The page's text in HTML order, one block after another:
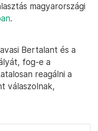
magyarországi
.
Bertalant és a
fog-e a
reagálni a
válaszolnak,